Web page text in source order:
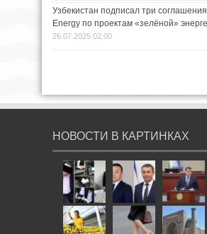
Узбекистан подписал три
Energy по проектам «зелёной»
26.07.2025 02:00
НОВОСТИ В КАРТИНКАХ